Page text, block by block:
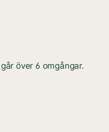
över 6 omgångar.